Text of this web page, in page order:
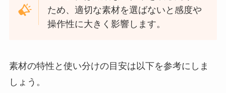
ため、適切な素材を選ばないと感度や
操作性に大きく影響します。
素材の特性と使い分けの目安は以下を参考にしま
しょう。